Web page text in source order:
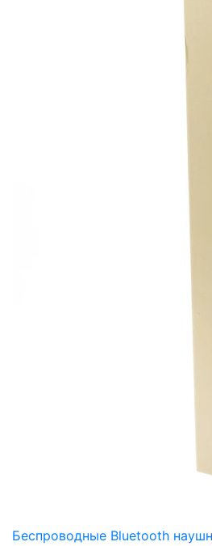
Беспроводные Bluetooth